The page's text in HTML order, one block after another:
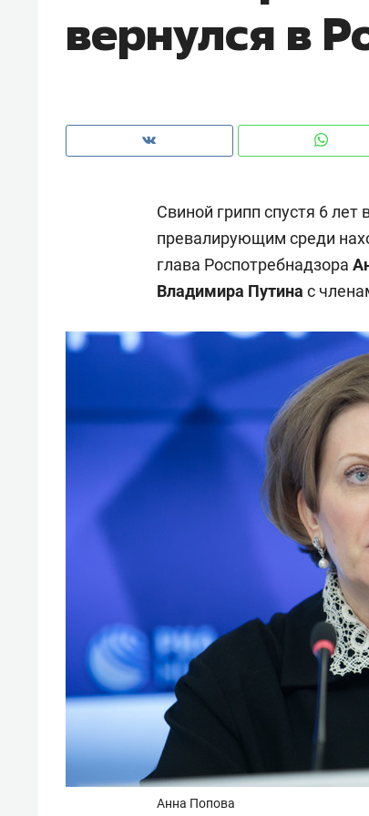
вернулся в
Свиной грипп спустя 6
превалирующим среди
глава Роспотребнадзора
Владимира Путина с
Анна Попова
Рекомендуем
«В банкротствах сегодня
ищут не активы, а людей,
которые ими управляли. Они
отвечают личным
имуществом!»